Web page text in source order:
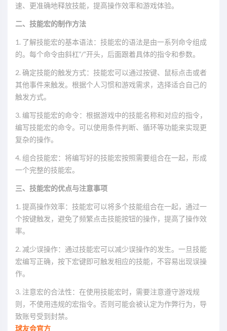
速、更准确地释放技能，提高操作效率和游戏体验。
二、技能宏的制作方法
1. 了解技能宏的基本语法：技能宏的语法是由一系列命令组成
的。每个命令由斜杠“/”开头，后面跟着具体的指令和参数。
2. 确定技能的触发方式：技能宏可以通过按键、鼠标点击或者
其他事件来触发。根据个人习惯和游戏需求，选择适合自己的
触发方式。
3. 编写技能宏的命令：根据游戏中的技能名称和对应的指令，
编写技能宏的命令。可以使用条件判断、循环等功能来实现更
复杂的操作。
4. 组合技能宏：将编写好的技能宏按照需要组合在一起，形成
一个完整的技能宏。
三、技能宏的优点与注意事项
1. 提高操作效率：技能宏可以将多个技能组合在一起，通过一
个按键触发，避免了频繁点击技能按钮的操作，提高了操作效
率。
2. 减少误操作：通过技能宏可以减少误操作的发生。一旦技能
宏编写正确，按下宏键即可触发相应的技能，不容易出现误操
作。
3. 注意宏的合法性：在使用技能宏时，需要注意遵守游戏规
则，不使用违规的宏指令。否则可能会被认定为作弊行为，导
致账号受到封禁。
球友会官方